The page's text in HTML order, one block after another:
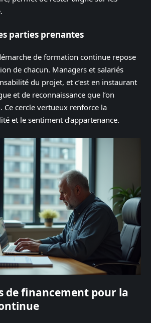
parties prenantes
de formation continue repose
de chacun. Managers et salariés
du projet, et c’est en instaurant
et de reconnaissance que l’on
Ce cercle vertueux renforce la
et le sentiment d’appartenance.
de financement pour la